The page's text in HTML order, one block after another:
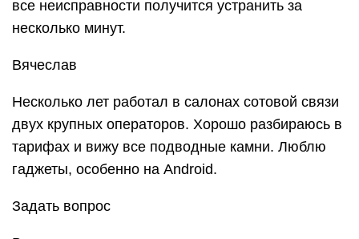
Сообщение не отправляется, рядом с текстом
Наиболее распространенной причиной, по
которой возникает подобная проблема, будет
отсутствие подключения к интернету.
Социальная сеть на телефоне работает только
через Wi-Fi. Поэтому, если с отправкой